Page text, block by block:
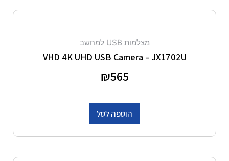
מצלמות USB למחשב
VHD 4K UHD USB Camera – JX1702U
₪565
הוספה לסל